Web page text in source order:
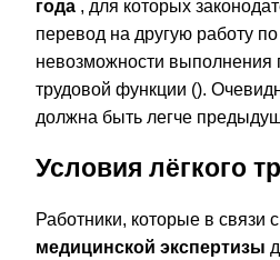
года , для которых
перевод на другую работу
невозможности выполнения
трудовой функции ().
должна быть легче
Условия лёгкого
Работники, которые в связи с
медицинской экспертизы